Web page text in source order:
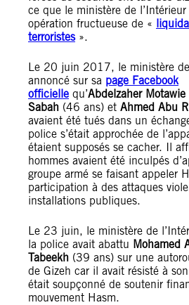
ce que le ministère de
opération fructueuse de «
terroristes».
Le 20 juin 2017, le ministère de
annoncé sur sa page Facebook
officielle qu’Abdelzaher Motawie
Sabah (46 ans) et Ahmed Abu
avaient été tués dans un
police s’était approchée de
étaient supposés se cacher. Il
hommes avaient été inculpés
groupe armé se faisant appeler
participation à des attaques
installations publiques.
Le 23 juin, le ministère de
la police avait abattu Mohamed
Tabeekh (39 ans) sur une
de Gizeh car il avait résisté à
était soupçonné de soutenir
mouvement Hasm.